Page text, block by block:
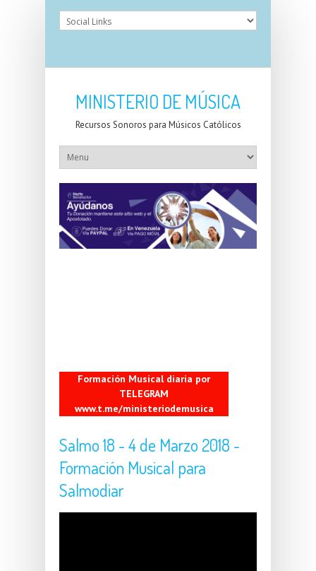
MINISTERIO DE MÚSICA
Recursos Sonoros para Músicos Católicos
Formación Musical diaria por
TELEGRAM
www.t.me/ministeriodemusica
Salmo 18 - 4 de Marzo 2018 -
Formación Musical para
Salmodiar